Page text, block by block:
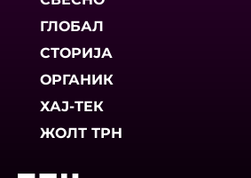
ГЛОБАЛ
СТОРИЈА
ОРГАНИК
ХАЈ-ТЕК
ЖОЛТ ТРН